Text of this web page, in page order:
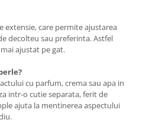
extensie, care permite ajustarea
decolteu sau preferinta. Astfel
ajustat pe gat.
cu parfum, crema sau apa in
intr-o cutie separata, ferit de
ajuta la mentinerea aspectului